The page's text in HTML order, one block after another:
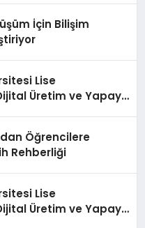
İçin Bilişim
Lise
Üretim ve Yapay
Öğrencilere
Rehberliği
Lise
Üretim ve Yapay